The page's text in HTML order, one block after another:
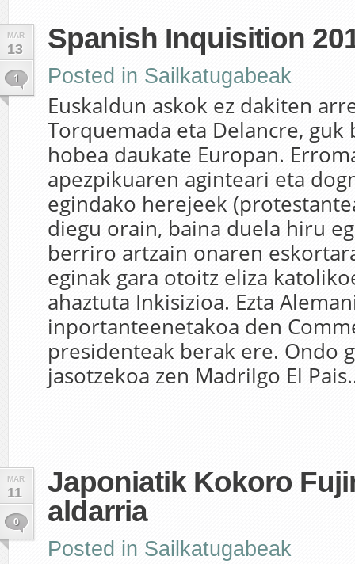
MAR
13
1
Spanish Inquisition
Posted in Sailkatugabeak
Euskaldun askok ez dakiten
Torquemada eta Delancre,
hobea daukate Europan.
apezpikuaren aginteari eta
egindako herejeek
diegu orain, baina duela hiru
berriro artzain onaren
eginak gara otoitz eliza
ahaztuta Inkisizioa. Ezta
inportanteenetakoa den
presidenteak berak ere. Ondo
jasotzekoa zen Madrilgo El
MAR
11
0
Japoniatik Kokoro
aldarria
Posted in Sailkatugabeak